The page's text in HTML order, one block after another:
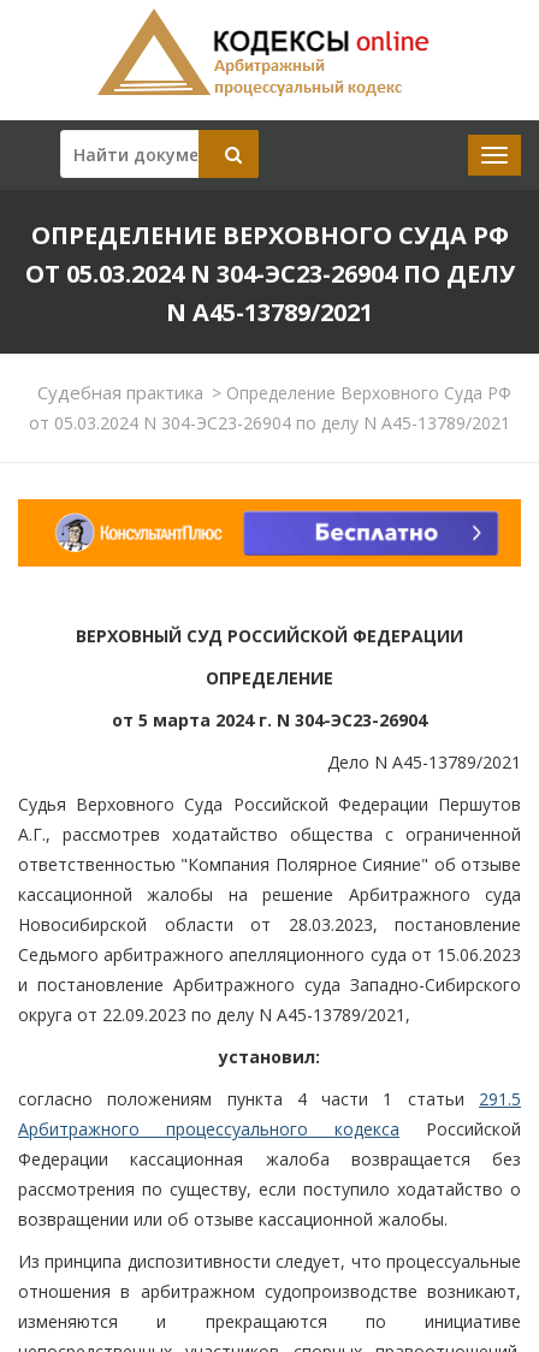
ОПРЕДЕЛЕНИЕ ВЕРХОВНОГО СУДА РФ
ОТ 05.03.2024 N 304-ЭС23-26904 ПО ДЕЛУ
N А45-13789/2021
Судебная практика >Определение Верховного Суда РФ
от 05.03.2024 N 304-ЭС23-26904 по делу N А45-13789/2021
ВЕРХОВНЫЙ СУД РОССИЙСКОЙ ФЕДЕРАЦИИ
ОПРЕДЕЛЕНИЕ
от 5 марта 2024 г. N 304-ЭС23-26904
Дело N А45-13789/2021
Судья Верховного Суда Российской Федерации Першутов
А.Г., рассмотрев ходатайство общества с ограниченной
ответственностью "Компания Полярное Сияние" об отзыве
кассационной жалобы на решение Арбитражного суда
Новосибирской области от 28.03.2023, постановление
Седьмого арбитражного апелляционного суда от 15.06.2023
и постановление Арбитражного суда Западно-Сибирского
округа от 22.09.2023 по делу N А45-13789/2021,
установил:
согласно положениям пункта 4 части 1 статьи 291.5
Арбитражного процессуального кодекса Российской
Федерации кассационная жалоба возвращается без
рассмотрения по существу, если поступило ходатайство о
возвращении или об отзыве кассационной жалобы.
Из принципа диспозитивности следует, что процессуальные
отношения в арбитражном судопроизводстве возникают,
изменяются и прекращаются по инициативе